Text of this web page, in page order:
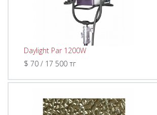
Daylight Par 1200W
$ 70 / 17 500 тг